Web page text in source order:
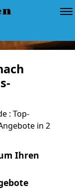
: Top-
in 2
Ihren